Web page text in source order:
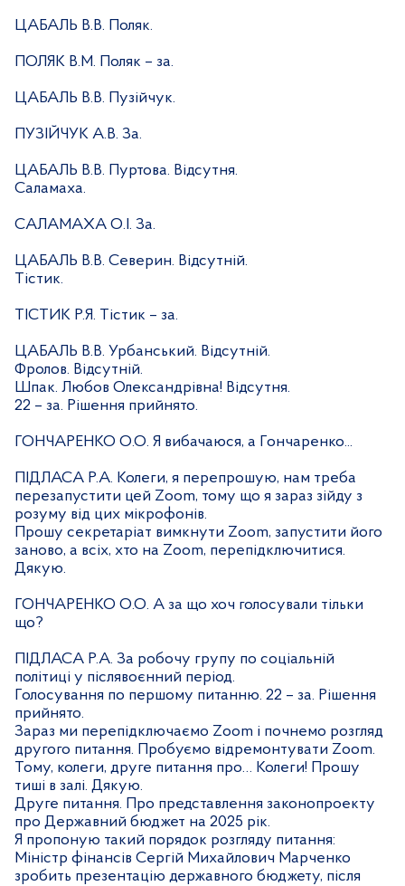
ЦАБАЛЬ В.В. Поляк.
ПОЛЯК В.М. Поляк – за.
ЦАБАЛЬ В.В. Пузійчук.
ПУЗІЙЧУК А.В. За.
ЦАБАЛЬ В.В. Пуртова. Відсутня.
Саламаха.
САЛАМАХА О.І. За.
ЦАБАЛЬ В.В. Северин. Відсутній.
Тістик.
ТІСТИК Р.Я. Тістик – за.
ЦАБАЛЬ В.В. Урбанський. Відсутній.
Фролов. Відсутній.
Шпак. Любов Олександрівна! Відсутня.
22 – за. Рішення прийнято.
ГОНЧАРЕНКО О.О. Я вибачаюся, а Гончаренко...
ПІДЛАСА Р.А. Колеги, я перепрошую, нам треба
перезапустити цей Zoom, тому що я зараз зійду з
розуму від цих мікрофонів.
Прошу секретаріат вимкнути Zoom, запустити його
заново, а всіх, хто на Zoom, перепідключитися.
Дякую.
ГОНЧАРЕНКО О.О. А за що хоч голосували тільки
що?
ПІДЛАСА Р.А. За робочу групу по соціальній
політиці у післявоєнний період.
Голосування по першому питанню. 22 – за. Рішення
прийнято.
Зараз ми перепідключаємо Zoom і почнемо розгляд
другого питання. Пробуємо відремонтувати Zoom.
Тому, колеги, друге питання про… Колеги! Прошу
тиші в залі. Дякую.
Друге питання. Про представлення законопроекту
про Державний бюджет на 2025 рік.
Я пропоную такий порядок розгляду питання:
Міністр фінансів Сергій Михайлович Марченко
зробить презентацію державного бюджету, після